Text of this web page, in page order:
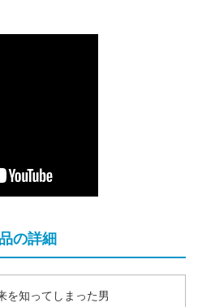
の詳細
を知ってしまった男